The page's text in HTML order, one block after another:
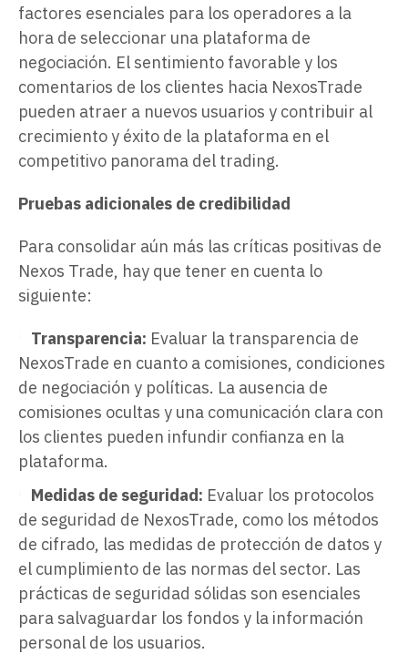
factores esenciales para los operadores a la
hora de seleccionar una plataforma de
negociación. El sentimiento favorable y los
comentarios de los clientes hacia NexosTrade
pueden atraer a nuevos usuarios y contribuir al
crecimiento y éxito de la plataforma en el
competitivo panorama del trading.
Pruebas adicionales de credibilidad
Para consolidar aún más las críticas positivas de
Nexos Trade, hay que tener en cuenta lo
siguiente:
Transparencia: Evaluar la transparencia de
NexosTrade en cuanto a comisiones, condiciones
de negociación y políticas. La ausencia de
comisiones ocultas y una comunicación clara con
los clientes pueden infundir confianza en la
plataforma.
Medidas de seguridad: Evaluar los protocolos
de seguridad de NexosTrade, como los métodos
de cifrado, las medidas de protección de datos y
el cumplimiento de las normas del sector. Las
prácticas de seguridad sólidas son esenciales
para salvaguardar los fondos y la información
personal de los usuarios.